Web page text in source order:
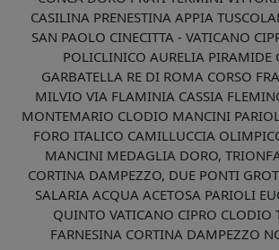
CASILINA PRENESTINA APPIA
SAN PAOLO CINECITTA - VATICANO
POLICLINICO AURELIA PIRAMIDE
GARBATELLA RE DI ROMA CORSO
MILVIO VIA FLAMINIA CASSIA
MONTEMARIO CLODIO MANCINI
FORO ITALICO CAMILLUCCIA
MANCINI MEDAGLIA DORO,
CORTINA DAMPEZZO, DUE PONTI
SALARIA ACQUA ACETOSA PARIOLI
QUINTO VATICANO CIPRO CLODIO
FARNESINA CORTINA DAMPEZZO